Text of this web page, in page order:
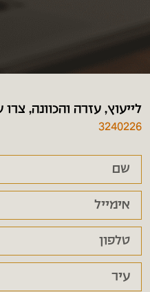
לייעוץ, עזרה והכוונה,
3240226